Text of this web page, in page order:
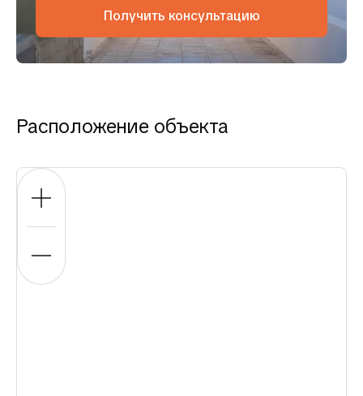
Получить консультацию
Расположение объекта